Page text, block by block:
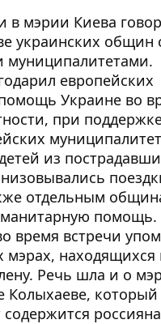
в мэрии Киева
украинских общин
муниципалитетами.
европейских
Украине во
при
из
отдельным
помощь.
время встречи
мэрах, находящихся
Речь шла и о
Колыхаеве,
содержится